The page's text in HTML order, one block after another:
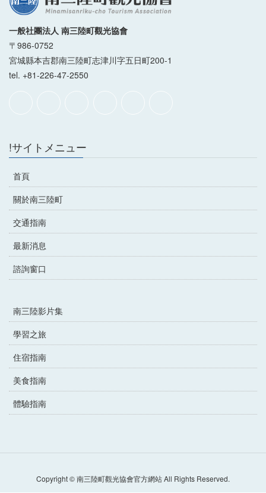
一般社團法人 南三陸町觀光協會
〒986-0752
宮城縣本吉郡南三陸町志津川字五日町200-1
tel. +81-226-47-2550
!サイトメニュー
首頁
關於南三陸町
交通指南
最新消息
諮詢窗口
南三陸影片集
學習之旅
住宿指南
美食指南
體驗指南
Copyright © 南三陸町觀光協會官方網站 All Rights Reserved.